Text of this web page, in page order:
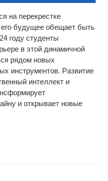
на перекрестке
его будущее обещает быть
году студенты
в этой динамичной
рядом новых
инструментов. Развитие
интеллект и
и открывает новые